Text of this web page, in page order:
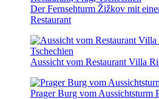
Der Fernsehturm Žižkov mit
Restaurant
Aussicht vom Restaurant Villa
Prager Burg vom Aussichtsturm